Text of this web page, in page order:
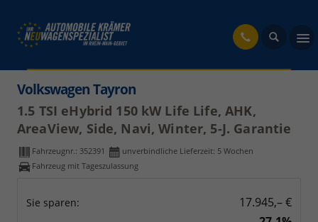
Volkswagen Tayron
1.5 TSI eHybrid 150 kW Life Life, AHK,
AreaView, Side, Navi, Winter, 5-J. Garantie
Fahrzeugnr.: 352391 unverbindliche Lieferzeit: 5 Wochen
Fahrzeug mit Tageszulassung
Sie sparen:
17.945,– €